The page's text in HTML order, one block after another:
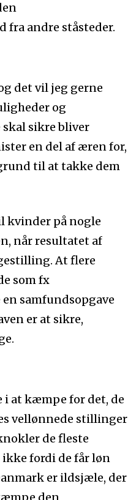
fra andre ståsteder.
det vil jeg gerne
og
sikre bliver
en del af æren for,
til at takke dem
kvinder på nogle
når resultatet af
At flere
som fx
samfundsopgave
er at sikre,
at kæmpe for det, de
vellønnede stillinger
de fleste
fordi de får løn
er ildsjæle, der